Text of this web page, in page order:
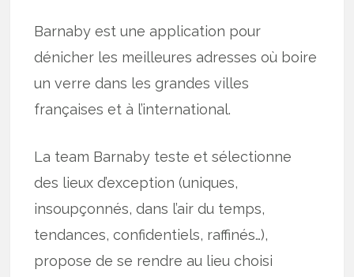
Barnaby est une application pour
dénicher les meilleures adresses où boire
un verre dans les grandes villes
françaises et à l’international.
La team Barnaby teste et sélectionne
des lieux d’exception (uniques,
insoupçonnés, dans l’air du temps,
tendances, confidentiels, raffinés…),
propose de se rendre au lieu choisi